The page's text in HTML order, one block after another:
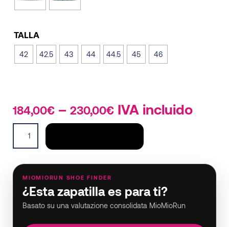
TALLA
42 42.5 43 44 44.5 45 46
184,00€ – 230,00€ Price
range:
through
230,00€
IVA incluido
Cloudmonster
hombre
quantity
MIOMIORUN SHOE FINDER
¿Esta zapatilla es para ti?
Basato su una valutazione consolidata MioMioRun